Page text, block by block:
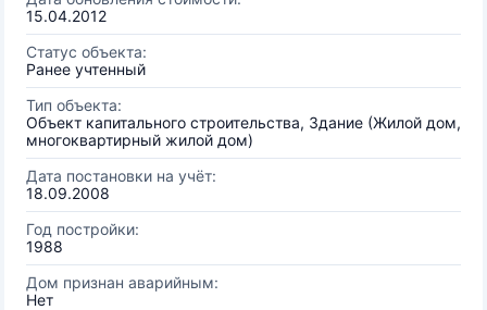
15.04.2012
Статус объекта:
Ранее учтенный
Тип объекта:
Объект капитального строительства, Здание (Жилой дом,
многоквартирный жилой дом)
Дата постановки на учёт:
18.09.2008
Год постройки:
1988
Дом признан аварийным:
Нет